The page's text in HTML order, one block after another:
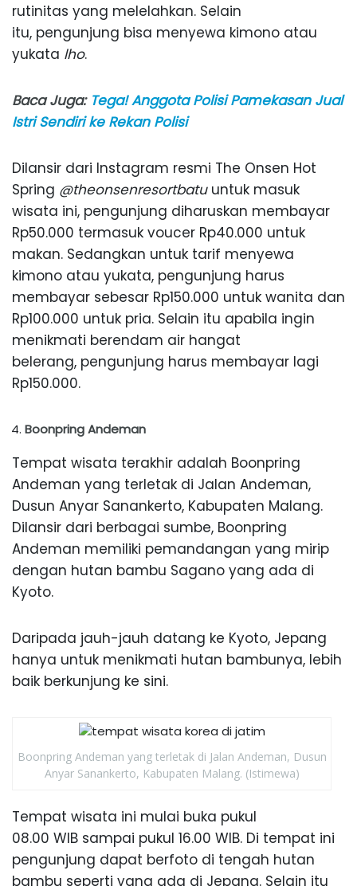
rutinitas yang melelahkan. Selain
itu, pengunjung bisa menyewa kimono atau
yukata lho.
Baca Juga: Tega! Anggota Polisi Pamekasan Jual
Istri Sendiri ke Rekan Polisi
Dilansir dari Instagram resmi The Onsen Hot
Spring @theonsenresortbatuuntuk masuk
wisata ini, pengunjung diharuskan membayar
Rp50.000 termasuk voucer Rp40.000 untuk
makan. Sedangkan untuk tarif menyewa
kimono atau yukata, pengunjung harus
membayar sebesar Rp150.000 untuk wanita dan
Rp100.000 untuk pria. Selain itu apabila ingin
menikmati berendam air hangat
belerang, pengunjung harus membayar lagi
Rp150.000.
Boonpring Andeman
Tempat wisata terakhir adalah Boonpring
Andeman yang terletak di Jalan Andeman,
Dusun Anyar Sanankerto, Kabupaten Malang.
Dilansir dari berbagai sumbe, Boonpring
Andeman memiliki pemandangan yang mirip
dengan hutan bambu Sagano yang ada di
Kyoto.
Daripada jauh-jauh datang ke Kyoto, Jepang
hanya untuk menikmati hutan bambunya, lebih
baik berkunjung ke sini.
Boonpring Andeman yang terletak di Jalan Andeman, Dusun
Anyar Sanankerto, Kabupaten Malang. (Istimewa)
Tempat wisata ini mulai buka pukul
08.00 WIB sampai pukul 16.00 WIB. Di tempat ini
pengunjung dapat berfoto di tengah hutan
bambu seperti yang ada di Jepang. Selain itu